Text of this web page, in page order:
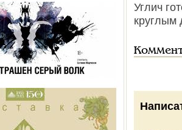
Углич
круглым